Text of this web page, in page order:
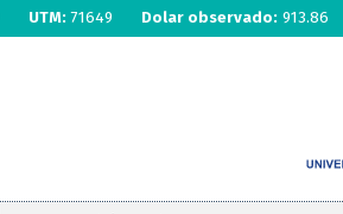
UTM: 71649 Dolar observado: 913.86